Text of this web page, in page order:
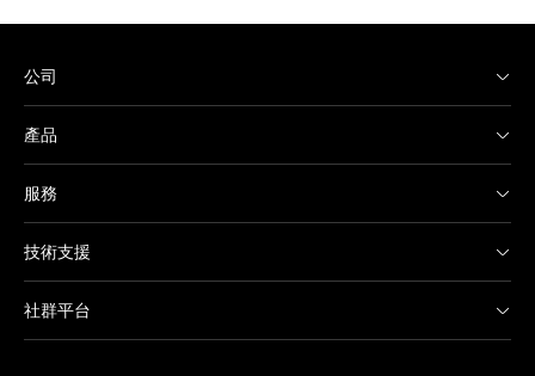
公司
產品
服務
技術支援
社群平台